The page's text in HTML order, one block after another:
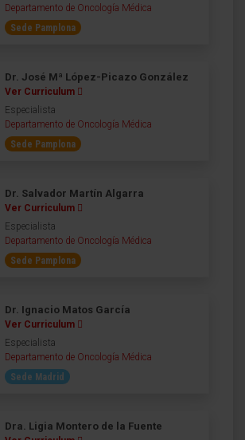
Departamento de Oncología Médica
Sede Pamplona
Dr. José Mª López-Picazo González
Ver Curriculum
Especialista
Departamento de Oncología Médica
Sede Pamplona
Dr. Salvador Martín Algarra
Ver Curriculum
Especialista
Departamento de Oncología Médica
Sede Pamplona
Dr. Ignacio Matos García
Ver Curriculum
Especialista
Departamento de Oncología Médica
Sede Madrid
Dra. Ligia Montero de la Fuente